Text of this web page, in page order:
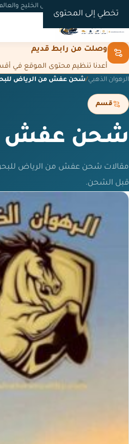
تخطي إلى المحتوى
شحن دولي من السعودية إلى الخليج
وصلت من رابط قديم
أعدنا تنظيم محتوى الموقع في
الرهوان الذهبي/شحن عفش من الرياض
قسم
شحن عفش
مقالات شحن عفش من الرياض
قبل الشحن.